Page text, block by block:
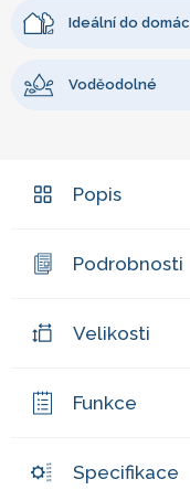
Ideální do
Voděodolné
Popis
Podrobnosti
Velikosti
Funkce
Specifikace